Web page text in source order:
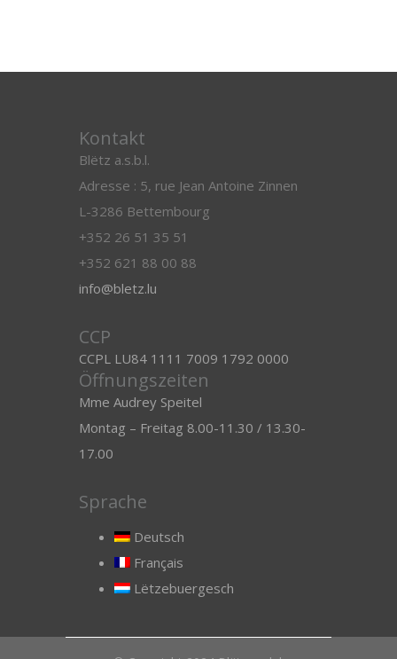
Kontakt
Blëtz a.s.b.l.
Adresse : 5, rue Jean Antoine Zinnen
L-3286 Bettembourg
+352 26 51 35 51
+352 621 88 00 88
info@bletz.lu
CCP
CCPL LU84 1111 7009 1792 0000
Öffnungszeiten
Mme Audrey Speitel
Montag – Freitag 8.00-11.30 / 13.30-
17.00
Sprache
Deutsch
Français
Lëtzebuergesch